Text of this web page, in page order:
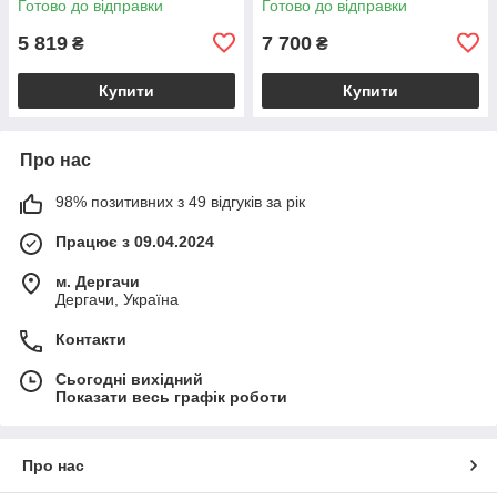
коралова BS2482_1_105
Готово до відправки
5 819 ₴
Купити
ременем, бежева
Готово до відправки
7 700 ₴
Купити
Про нас
98% позитивних з 49 відгуків за рік
Працює з 09.04.2024
м. Дергачи
Дергачи, Україна
Контакти
Сьогодні вихідний
Показати весь графік роботи
Про нас